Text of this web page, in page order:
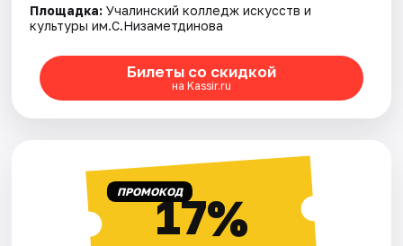
Площадка: Учалинский колледж искусств и
культуры им.С.Низаметдинова
Билеты со скидкой
на Kassir.ru
ПРОМОКОД17%